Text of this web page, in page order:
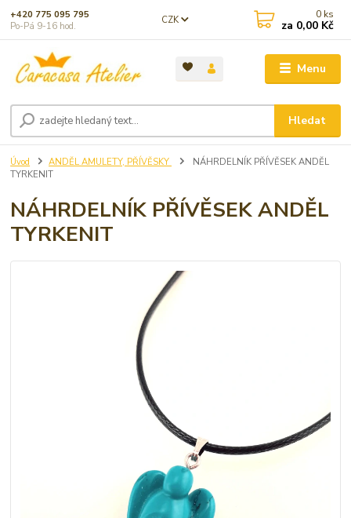
Menu
CZK
Hledat
+420 775 095 795
Po-Pá 9-16 hod.
0 ks
za 0,00 Kč
Úvod ANDĚL AMULETY, PŘÍVĚSKY
NÁHRDELNÍK PŘÍVĚSEK ANDĚL
TYRKENIT
NÁHRDELNÍK PŘÍVĚSEK ANDĚL
TYRKENIT